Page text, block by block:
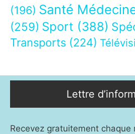
(196) Santé
(259) Sport (388)
Transports (224)
Lettre
Recevez gratuitement chaque